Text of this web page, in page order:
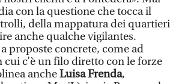
con la questione che tocca il
della mappatura dei quartieri
anche qualche vigilantes.
proposte concrete, come ad
cui c’è un filo diretto con le forze
ancheLuisa Frenda,